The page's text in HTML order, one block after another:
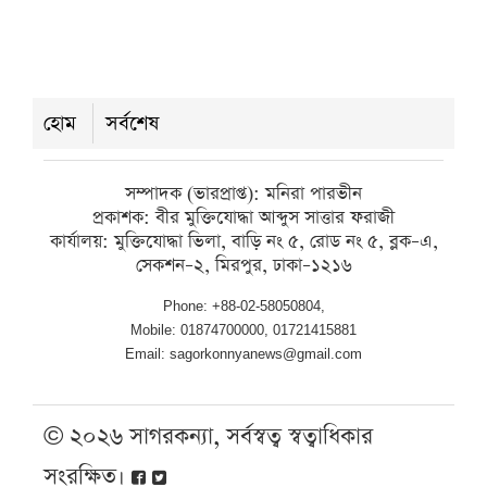
হোম সর্বশেষ
সম্পাদক (ভারপ্রাপ্ত): মনিরা পারভীন
প্রকাশক: বীর মুক্তিযোদ্ধা আব্দুস সাত্তার ফরাজী
কার্যালয়: মুক্তিযোদ্ধা ভিলা, বাড়ি নং ৫, রোড নং ৫, ব্লক–এ,
সেকশন–২, মিরপুর, ঢাকা–১২১৬
Phone: +88-02-58050804,
Mobile: 01874700000, 01721415881
Email: sagorkonnyanews@gmail.com
© ২০২৬ সাগরকন্যা, সর্বস্বত্ব স্বত্বাধিকার
সংরক্ষিত।